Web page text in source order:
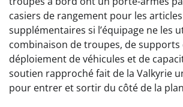
casiers de rangement pour les articles
supplémentaires si l’équipage ne les
combinaison de troupes, de supports
déploiement de véhicules et de
soutien rapproché fait de la Valkyrie
pour entrer et sortir du côté de la